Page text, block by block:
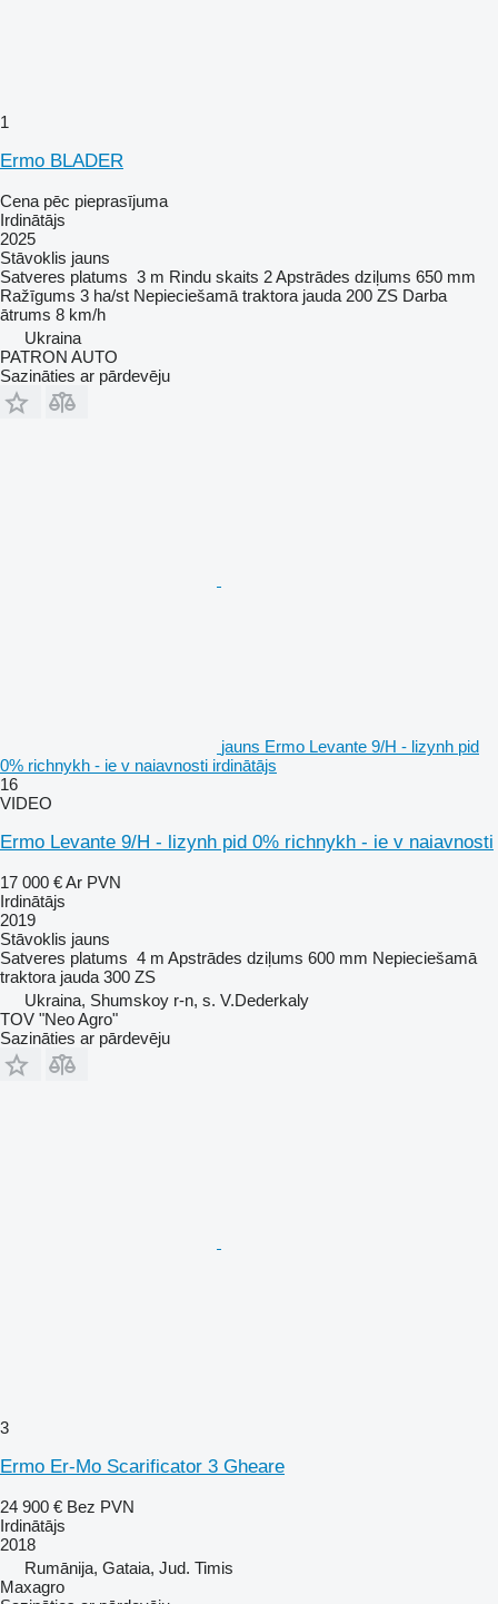
1
Ermo BLADER
Cena pēc pieprasījuma
Irdinātājs
2025
Stāvoklis jauns
Satveres platums 3 m Rindu skaits 2Apstrādes dziļums 650 mm
Ražīgums 3 ha/st Nepieciešamā traktora jauda 200 ZS Darba
ātrums 8 km/h
Ukraina
PATRON AUTO
Sazināties ar pārdevēju
jauns Ermo Levante 9/H - lizynh pid
0% richnykh - ie v naiavnosti irdinātājs
16
VIDEO
Ermo Levante 9/H - lizynh pid 0% richnykh - ie v naiavnosti
17 000 €Ar PVN
Irdinātājs
2019
Stāvoklis jauns
Satveres platums 4 m Apstrādes dziļums 600 mm Nepieciešamā
traktora jauda 300 ZS
Ukraina, Shumskoy r-n, s. V.Dederkaly
TOV "Neo Agro"
Sazināties ar pārdevēju
3
Ermo Er-Mo Scarificator 3 Gheare
24 900 € Bez PVN
Irdinātājs
2018
Rumānija, Gataia, Jud. Timis
Maxagro